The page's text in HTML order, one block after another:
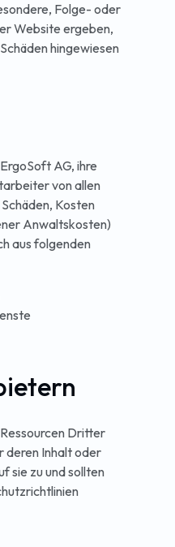
Folge- oder
Website ergeben,
hingewiesen
AG, ihre
von allen
Kosten
Anwaltskosten)
aus folgenden
Dritter
deren Inhalt oder
sie zu und sollten